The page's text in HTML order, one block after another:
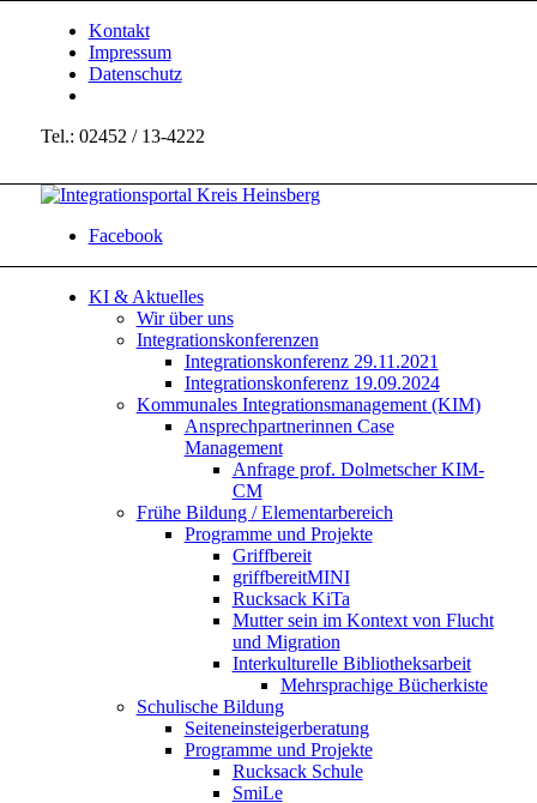
Kontakt
Impressum
Datenschutz
Tel.: 02452 / 13-4222
Facebook
KI & Aktuelles
Wir über uns
Integrationskonferenzen
Integrationskonferenz 29.11.2021
Integrationskonferenz 19.09.2024
Kommunales Integrationsmanagement (KIM)
Ansprechpartnerinnen Case
Management
Anfrage prof. Dolmetscher KIM-
CM
Frühe Bildung / Elementarbereich
Programme und Projekte
Griffbereit
griffbereitMINI
Rucksack KiTa
Mutter sein im Kontext von Flucht
und Migration
Interkulturelle Bibliotheksarbeit
Mehrsprachige Bücherkiste
Schulische Bildung
Seiteneinsteigerberatung
Programme und Projekte
Rucksack Schule
SmiLe